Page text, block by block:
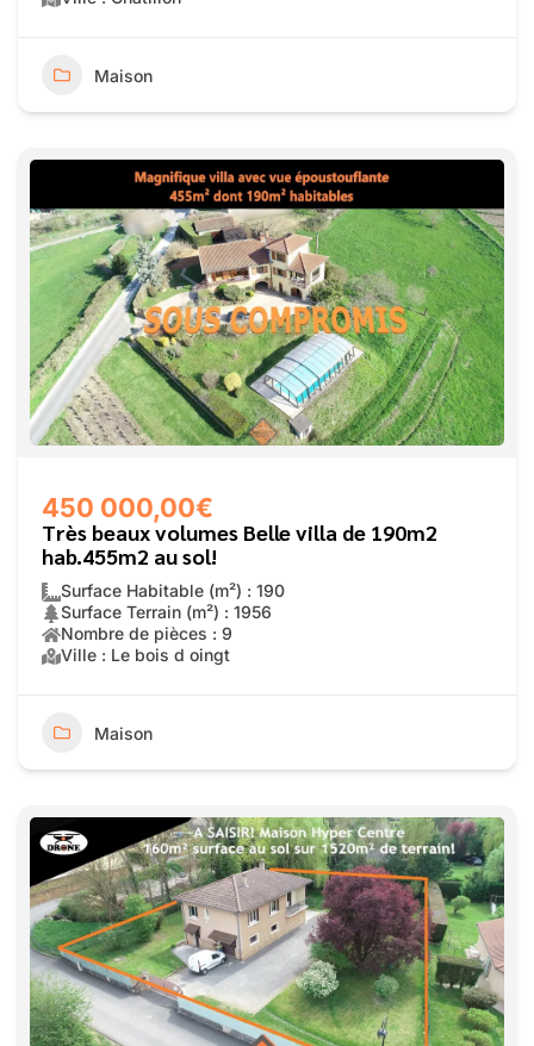
Maison
450 000,00€
Très beaux volumes Belle villa de 190m2
hab.455m2 au sol!
Surface Habitable (m²) : 190
Surface Terrain (m²) : 1956
Nombre de pièces : 9
Ville : Le bois d oingt
Maison